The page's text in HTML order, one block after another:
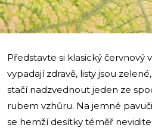
Představte si klasický červnový
vypadají zdravě, listy jsou
stačí nadzvednout jeden ze
rubem vzhůru. Na jemné
se hemží desítky téměř